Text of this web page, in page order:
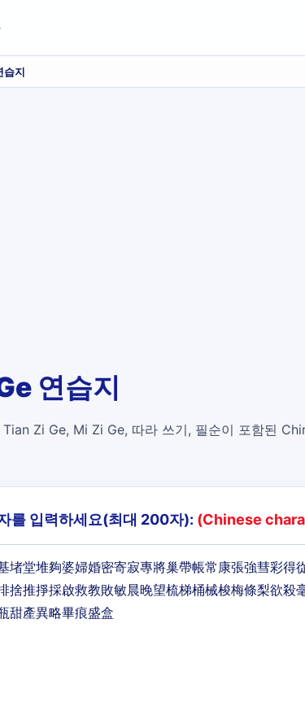
습지
연습지
Zi Ge, Mi Zi Ge, 따라 쓰기, 필순이 포함된
를 입력하세요(최대 200자): (Chinese